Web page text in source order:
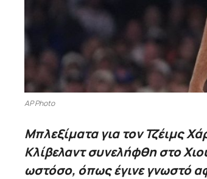
AP Photo
Μπλεξίματα για τον Τζέιμς
Κλίβελαντ συνελήφθη στο
ωστόσο, όπως έγινε γνωστό